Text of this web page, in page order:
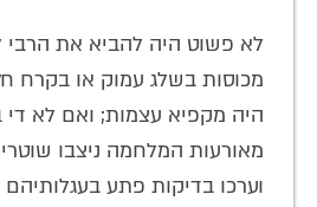
לא פשוט היה להביא את
מכוסות בשלג עמוק או בקרח
היה מקפיא עצמות; ואם לא די
מאורעות המלחמה ניצבו
וערכו בדיקות פתע